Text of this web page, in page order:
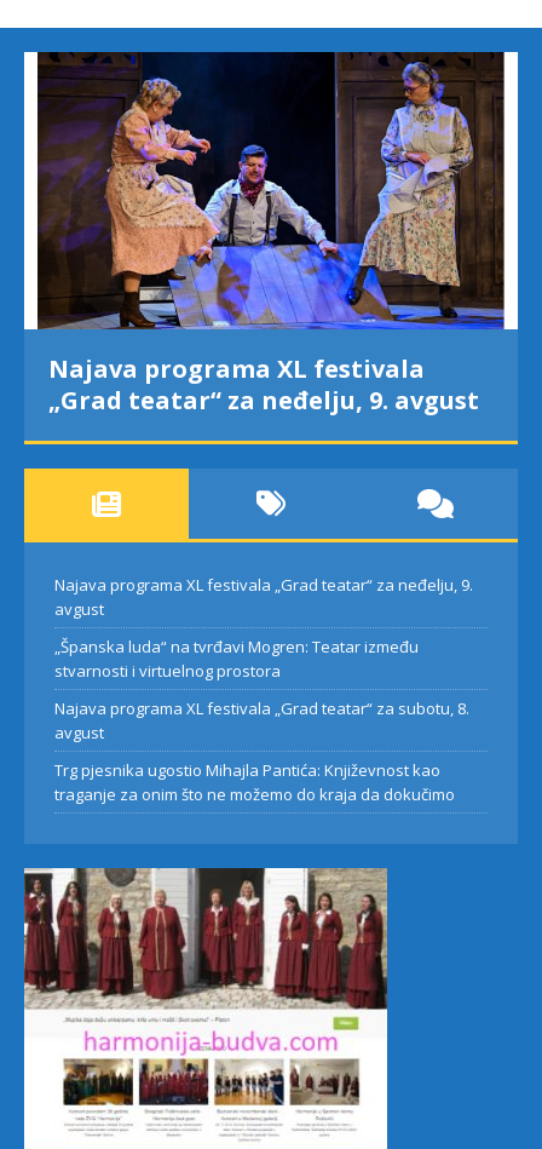
Najava programa XL festivala
„Grad teatar“ za neđelju, 9. avgust
Najava programa XL festivala „Grad teatar“ za neđelju, 9.
avgust
„Španska luda“ na tvrđavi Mogren: Teatar između
stvarnosti i virtuelnog prostora
Najava programa XL festivala „Grad teatar“ za subotu, 8.
avgust
Trg pjesnika ugostio Mihajla Pantića: Književnost kao
traganje za onim što ne možemo do kraja da dokučimo